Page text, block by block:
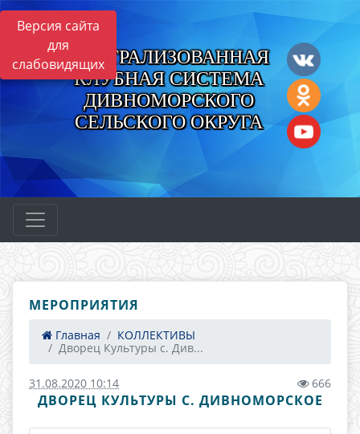
Версия сайта
для
слабовидящихЦЕНТРАЛИЗОВАННАЯ
КЛУБНАЯ СИСТЕМА
ДИВНОМОРСКОГО
СЕЛЬСКОГО ОКРУГА
МЕРОПРИЯТИЯ
Главная
КОЛЛЕКТИВЫ
Дворец Культуры с. Див...
31.08.2020 10:14 666
ДВОРЕЦ КУЛЬТУРЫ С. ДИВНОМОРСКОЕ